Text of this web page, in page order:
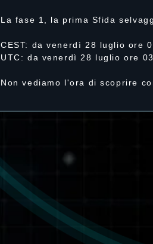
La fase 1, la prima Sfida
CEST: da venerdì 28 luglio ore
UTC: da venerdì 28 luglio ore
Non vediamo l'ora di scoprire